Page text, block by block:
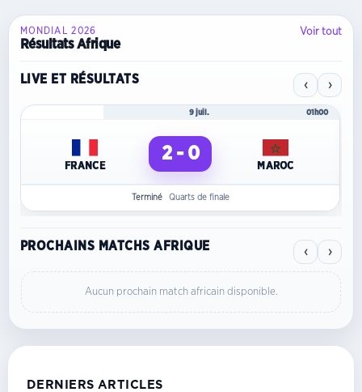
MONDIAL 2026
Résultats Afrique
Voir tout
LIVE ET RÉSULTATS ‹ ›
9 juil. 01h00
FRANCE
2 - 0
MAROC
Terminé Quarts de finale
PROCHAINS MATCHS AFRIQUE ‹ ›
Aucun prochain match africain disponible.
DERNIERS ARTICLES